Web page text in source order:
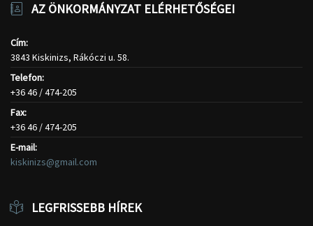
AZ ÖNKORMÁNYZAT ELÉRHETŐSÉGEI
Cím:
3843 Kiskinizs, Rákóczi u. 58.
Telefon:
+36 46 / 474-205
Fax:
+36 46 / 474-205
E-mail:
kiskinizs@gmail.com
LEGFRISSEBB HÍREK